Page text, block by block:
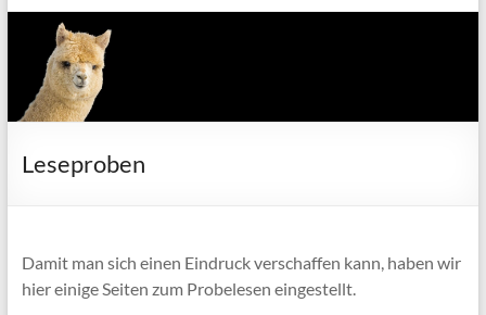
Leseproben
Damit man sich einen Eindruck verschaffen kann, haben wir
hier einige Seiten zum Probelesen eingestellt.